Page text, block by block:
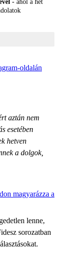
- ahol a hét
oldalán
aztán nem
esetében
hetven
a dolgok,
magyarázza a
lenne,
sorozatban